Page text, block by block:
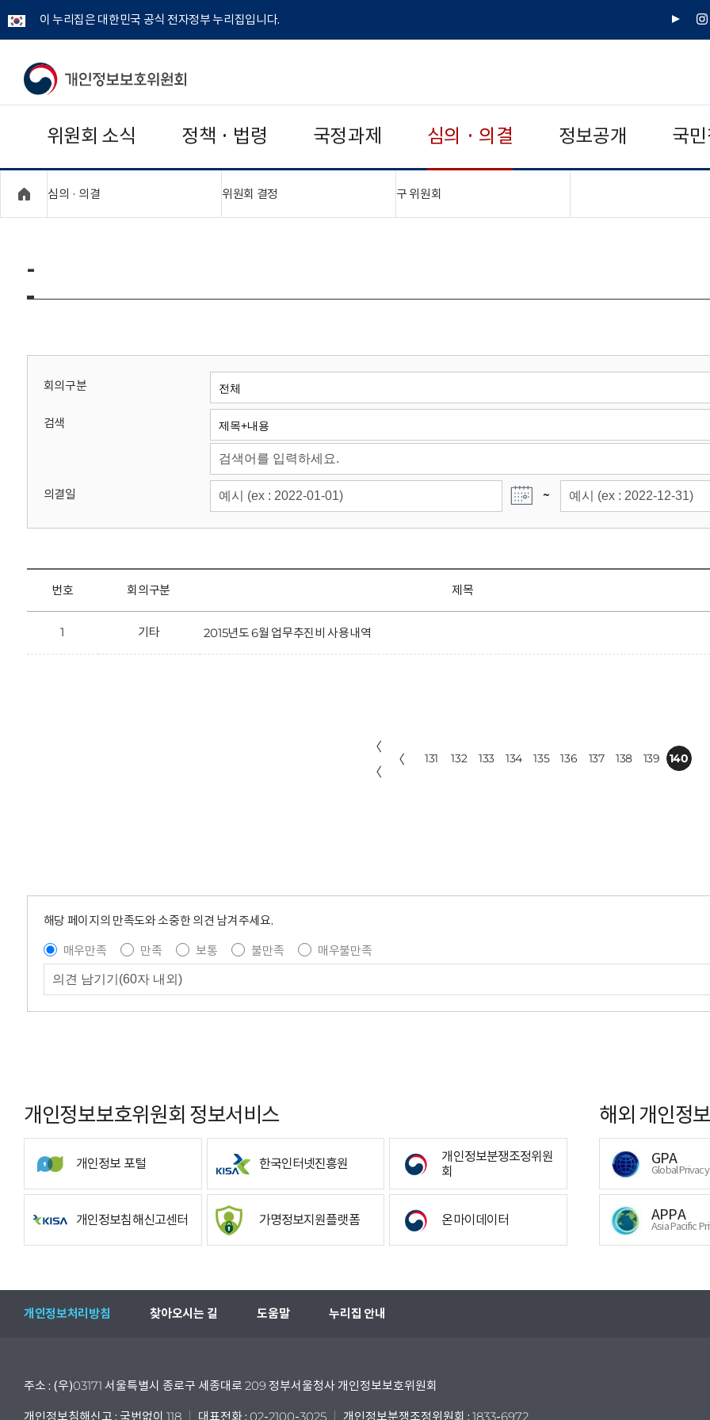
이 누리집은 대한민국 공식 전자정부 누리집입니다.
유
인
개
보
보
위
회
위원회 소식 정책 · 법령 국정과제 심의 · 의결 정보공개 국
심의 · 의결 위원회 결정 구 위원회
-
회의구분
검색
의결일 ~
번호 회의구분 제목
1 기타 2015년도 6월 업무추진비 사용내역
〈
〈
〈 131 132 133 134 135 136 137 138 139 140
해당 페이지의 만족도와 소중한 의견 남겨주세요.
매우만족
만족 보통 불만족 매우불만족
개인정보보호위원회 정보서비스
개인정보 포털 한국인터넷진흥원
개인정보분쟁조정위원
회
개인정보침해신고센터 가명정보지원플랫폼 온마이데이터
해외 개인정
GPA
Global
APPA
Asia Pacific
개인정보처리방침 찾아오시는 길 도움말 누리집 안내
주소 : (우)03171 서울특별시 종로구 세종대로 209 정부서울청사 개인정보보호위원회
개인정보침해신고 : 국번없이 118 대표전화 : 02-2100-3025 개인정보분쟁조정위원회 : 1833-6972